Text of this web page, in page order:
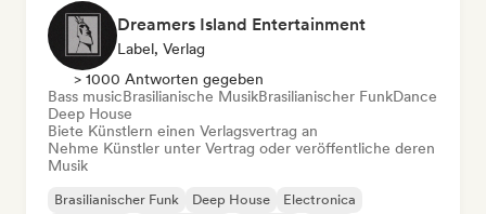
Dreamers Island Entertainment
Label, Verlag
> 1000 Antworten gegeben
Bass musicBrasilianische MusikBrasilianischer FunkDance
Deep House
Biete Künstlern einen Verlagsvertrag an
Nehme Künstler unter Vertrag oder veröffentliche deren
Musik
Brasilianischer Funk Deep House
Electronica